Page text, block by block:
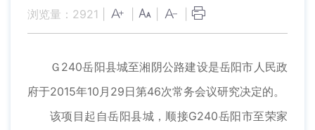
浏览量： 2921
Ｇ240岳阳县城至湘阴公路建设是岳阳市人民政
府于2015年10月29日第46次常务会议研究决定的。
该项目起自岳阳县城，顺接G240岳阳市至荣家